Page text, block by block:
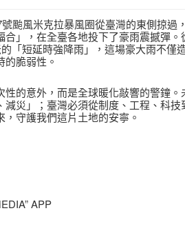
颱風米克拉暴風圈從臺灣的東側掠
合」，在全臺各地投下了豪雨震撼彈
「短延時強降雨」，這場豪大雨不僅
脆弱性。
性的意外，而是全球暖化敲響的警鐘
減災」；臺灣必須從制度、工程、科
守護我們這片土地的安寧。
APP